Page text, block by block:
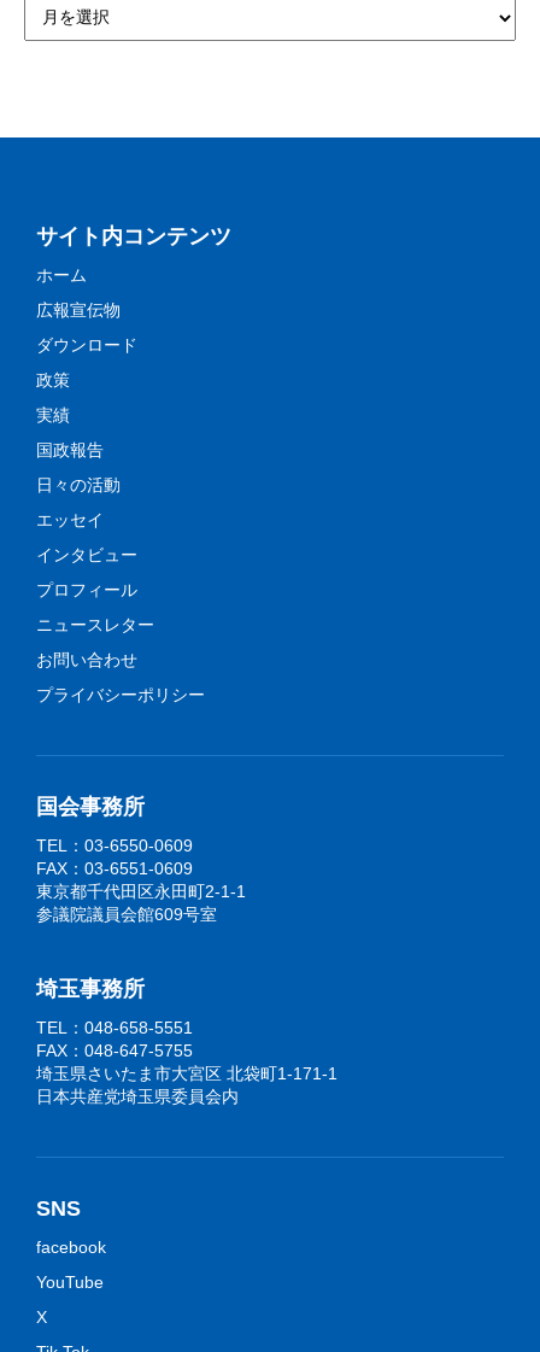
サイト内コンテンツ
ホーム
広報宣伝物
ダウンロード
政策
実績
国政報告
日々の活動
エッセイ
インタビュー
プロフィール
ニュースレター
お問い合わせ
プライバシーポリシー
国会事務所
TEL：03-6550-0609
FAX：03-6551-0609
東京都千代田区永田町2-1-1
参議院議員会館609号室
埼玉事務所
TEL：048-658-5551
FAX：048-647-5755
埼玉県さいたま市大宮区 北袋町1-171-1
日本共産党埼玉県委員会内
SNS
facebook
YouTube
X